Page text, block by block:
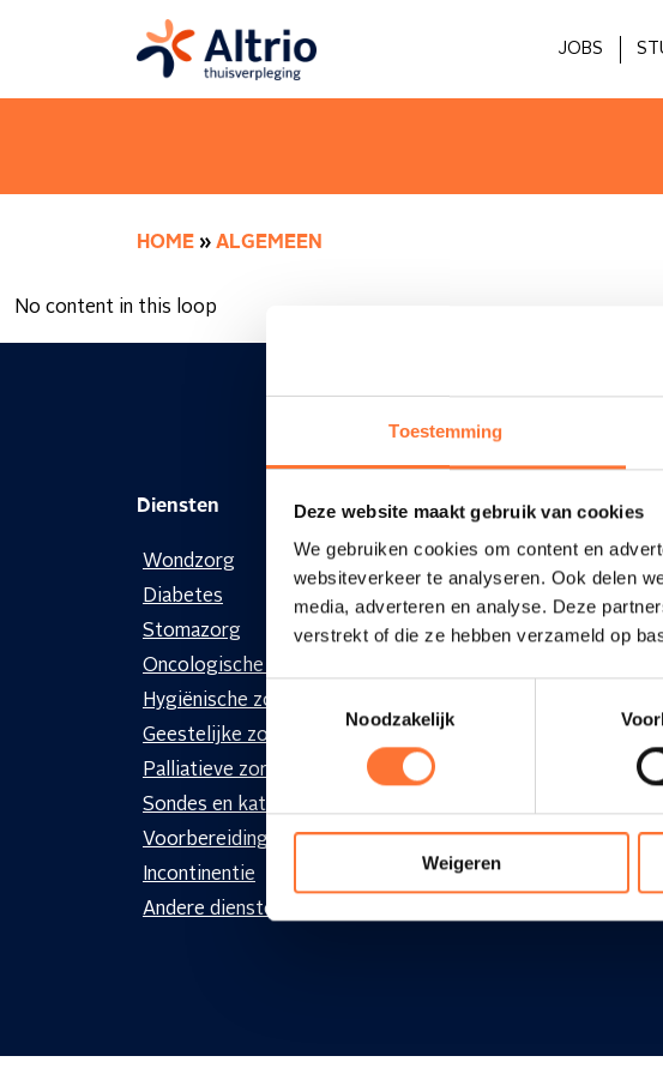
Toestemming
Deze website maakt gebruik van cookies
We gebruiken cookies om content en
websiteverkeer te analyseren. Ook delen
media, adverteren en analyse. Deze
verstrekt of die ze hebben verzameld op
Toestemmingsselectie
Noodzakelijk
Weigeren
JOBS
HOME » ALGEMEEN
No content in this loop
Diensten
Wondzorg
Diabetes
Stomazorg
Oncologische zorgen
Hygiënische zorg
Geestelijke zorg en dementie
Palliatieve zorg
Sondes en katheters
Voorbereiding medicatie
Incontinentie
Andere diensten
Zorgprofessionals
Voorzieningen
Ziekenhuizen
Medici